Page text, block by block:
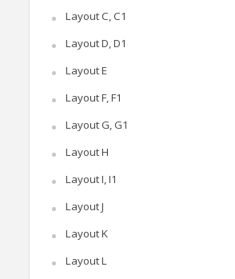
Layout C, C1
Layout D, D1
Layout E
Layout F, F1
Layout G, G1
Layout H
Layout I, I1
Layout J
Layout K
Layout L